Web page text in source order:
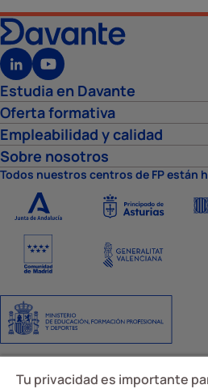
Estudia en Davante
Oferta formativa
Empleabilidad y calidad
Sobre nosotros
Todos nuestros centros de FP están
Código y canal ético
Tu privacidad es importante